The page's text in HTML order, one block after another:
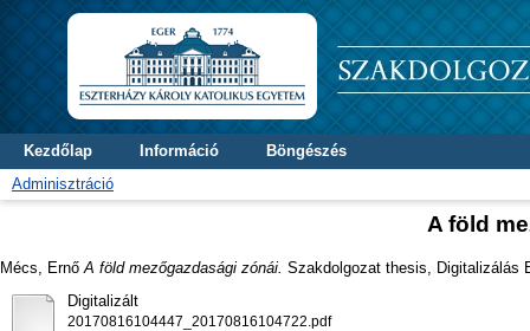
Kezdőlap Információ
Böngészés
Adminisztráció
A föld
Mécs, Ernő A föld mezőgazdasági zónái. Szakdolgozat thesis, Digitalizálás
Digitalizált
20170816104447_20170816104722.pdf